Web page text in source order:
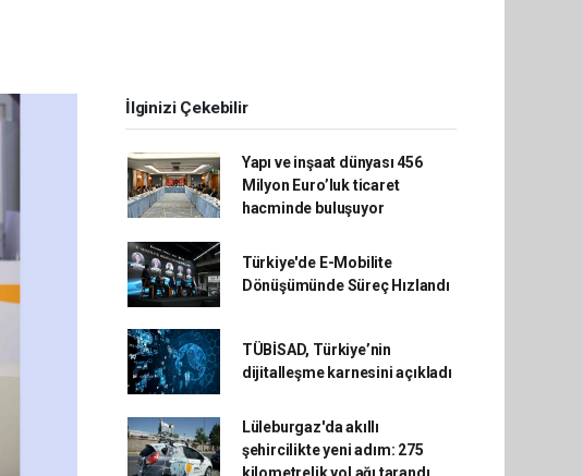
İlginizi Çekebilir
Yapı ve inşaat dünyası 456
Milyon Euro’luk ticaret
hacminde buluşuyor
Türkiye'de E-Mobilite
Dönüşümünde Süreç Hızlandı
TÜBİSAD, Türkiye’nin
dijitalleşme karnesini açıkladı
Lüleburgaz'da akıllı
şehircilikte yeni adım: 275